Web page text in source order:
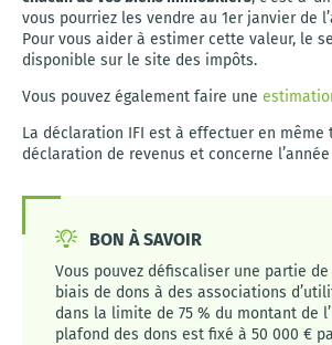
vous pourriez les vendre au 1er janvier de
Pour vous aider à estimer cette valeur, le
disponible sur le site des impôts.
Vous pouvez également faire une
La déclaration IFI est à effectuer en même
déclaration de revenus et concerne l’année
BON À SAVOIR
Vous pouvez défiscaliser une partie
biais de dons à des associations
dans la limite de 75 % du montant de
plafond des dons est fixé à 50 000 €